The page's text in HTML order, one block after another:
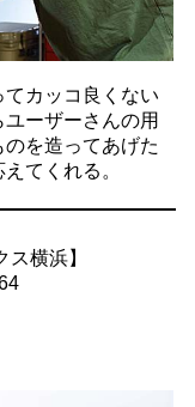
カッコ良くない
ーザーさんの用
を造ってあげた
てくれる。
横浜】